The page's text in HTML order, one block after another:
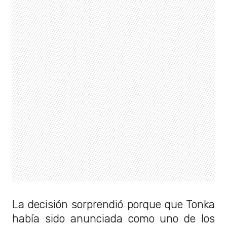
La decisión sorprendió porque que Tonka
había sido anunciada como uno de los